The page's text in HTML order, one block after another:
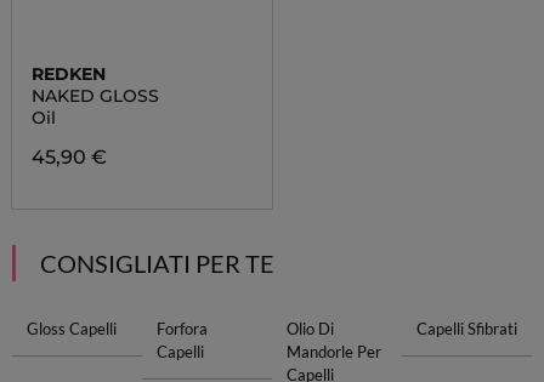
REDKEN
NAKED GLOSS
Oil
45,90 €
CONSIGLIATI PER TE
Gloss Capelli
Forfora
Capelli
Olio Di
Mandorle Per
Capelli
Capelli Sfibrati